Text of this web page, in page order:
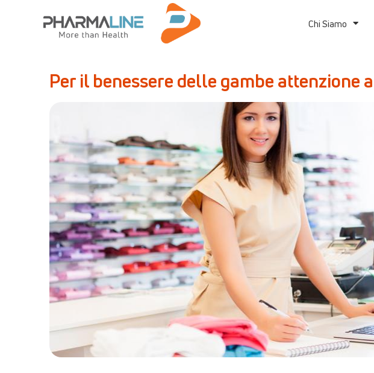
Chi Siamo
Per il benessere delle gambe attenzione